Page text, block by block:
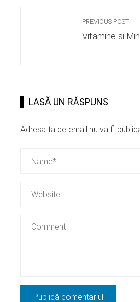
PREVIOUS POST
Vitamine si
LASĂ UN RĂSPUNS
Adresa ta de email nu va fi